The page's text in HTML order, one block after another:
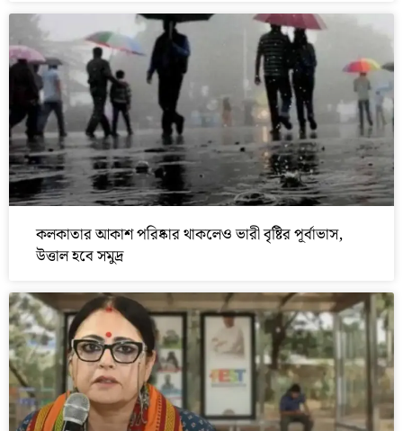
কলকাতার আকাশ পরিষ্কার থাকলেও ভারী বৃষ্টির পূর্বাভাস,
উত্তাল হবে সমুদ্র